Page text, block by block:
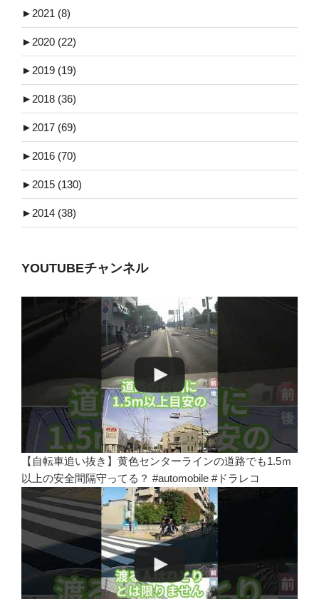
► 2021 (8)
► 2020 (22)
► 2019 (19)
► 2018 (36)
► 2017 (69)
► 2016 (70)
► 2015 (130)
► 2014 (38)
YOUTUBEチャンネル
【自転車追い抜き】黄色センターラインの道路でも1.5ｍ
以上の安全間隔守ってる？ #automobile #ドラレコ